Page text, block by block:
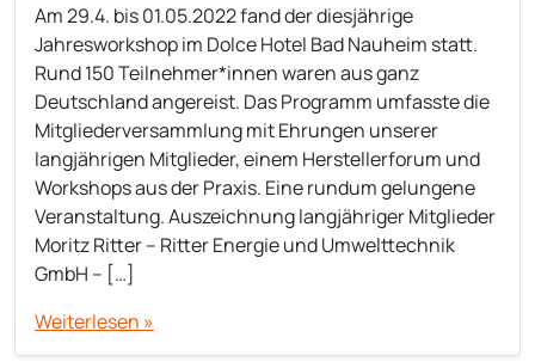
Am 29.4. bis 01.05.2022 fand der diesjährige
Jahresworkshop im Dolce Hotel Bad Nauheim statt.
Rund 150 Teilnehmer*innen waren aus ganz
Deutschland angereist. Das Programm umfasste die
Mitgliederversammlung mit Ehrungen unserer
langjährigen Mitglieder, einem Herstellerforum und
Workshops aus der Praxis. Eine rundum gelungene
Veranstaltung. Auszeichnung langjähriger Mitglieder
Moritz Ritter – Ritter Energie und Umwelttechnik
GmbH – […]
Weiterlesen »